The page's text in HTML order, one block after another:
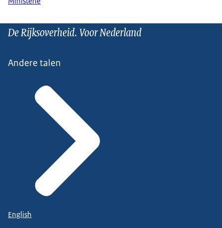
De Rijksoverheid. Voor Nederland
Andere talen
English